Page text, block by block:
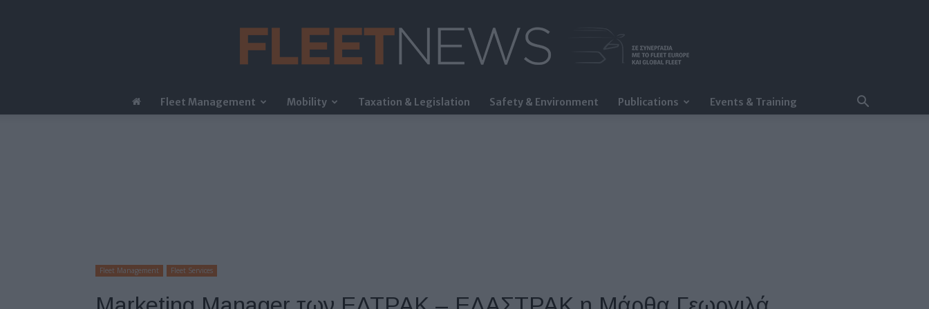
FleetNews
Fleet Management Mobility Taxation & Legislation Safety & Environment Publications Events & Training
Fleet Management Fleet Services